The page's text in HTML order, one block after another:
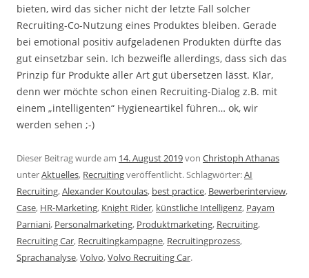
bieten, wird das sicher nicht der letzte Fall solcher
Recruiting-Co-Nutzung eines Produktes bleiben. Gerade
bei emotional positiv aufgeladenen Produkten dürfte das
gut einsetzbar sein. Ich bezweifle allerdings, dass sich das
Prinzip für Produkte aller Art gut übersetzen lässt. Klar,
denn wer möchte schon einen Recruiting-Dialog z.B. mit
einem „intelligenten“ Hygieneartikel führen… ok, wir
werden sehen ;-)
Dieser Beitrag wurde am 14. August 2019von Christoph Athanas
unterAktuelles, Recruitingveröffentlicht. Schlagwörter:AI
Recruiting,Alexander Koutoulas, best practice, Bewerberinterview,
Case, HR-Marketing, Knight Rider, künstliche Intelligenz, Payam
Parniani, Personalmarketing, Produktmarketing, Recruiting,
Recruiting Car, Recruitingkampagne, Recruitingprozess,
Sprachanalyse,Volvo,Volvo Recruiting Car.